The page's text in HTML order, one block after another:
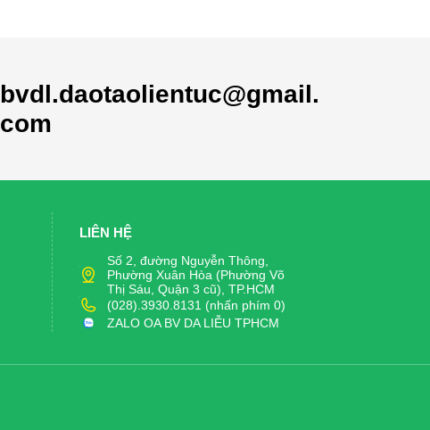
bvdl.daotaolientuc@gmail.
com
LIÊN HỆ
Số 2, đường Nguyễn Thông,
Phường Xuân Hòa (Phường Võ
Thị Sáu, Quận 3 cũ), TP.HCM
(028).3930.8131 (nhấn phím 0)
ZALO OA BV DA LIỄU TPHCM